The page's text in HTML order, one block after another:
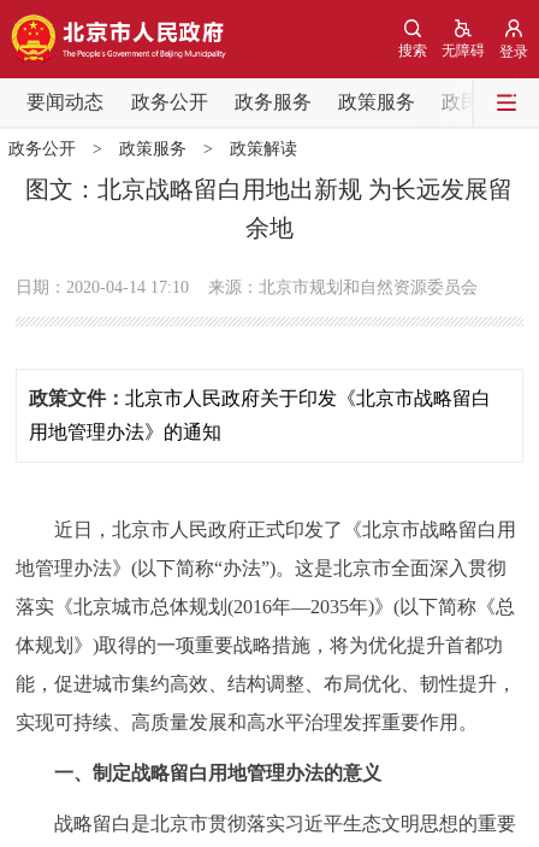
登录
无障碍
搜索
要闻动态 政务公开 政务服务 政策服务 政民互动
要闻动态
党中央精神 国务院信息
会议信息
市领导
决策公开 专题公开
个人服务 法人服务 部门服务
便民服务 利企服务
中介服务 阳光政务
政务公开> 政策服务 > 政策解读
图文：北京战略留白用地出新规 为长远发展留
余地
日期：2020-04-14 17:10 来源：北京市规划和自然资源委员会
政策文件：北京市人民政府关于印发《北京市战略留白
用地管理办法》的通知
近日，北京市人民政府正式印发了《北京市战略留白用
地管理办法》(以下简称“办法”)。这是北京市全面深入贯彻
落实《北京城市总体规划(2016年—2035年)》(以下简称《总
体规划》)取得的一项重要战略措施，将为优化提升首都功
能，促进城市集约高效、结构调整、布局优化、韧性提升，
实现可持续、高质量发展和高水平治理发挥重要作用。
一、制定战略留白用地管理办法的意义
战略留白是北京市贯彻落实习近平生态文明思想的重要